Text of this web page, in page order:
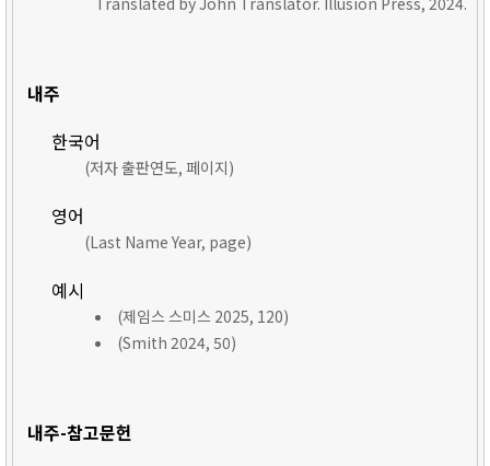
내주
한국어
(저자 출판연도, 페이지)
영어
(Last Name Year, page)
예시
(제임스 스미스 2025, 120)
(Smith 2024, 50)
내주-참고문헌